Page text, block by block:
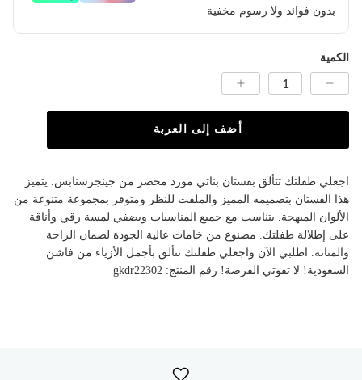
بدون فوائد ولا رسوم مخفية
الكمية
أضف إلى العربة
اجعلي طفلتك تتألق بفستان بناتي مورد مخصر من جينجرسنابس. يتميز
هذا الفستان بتصميمه المميز والملفت للنظر ومتوفر بمجموعة متنوعة من
الألوان المبهجة. يتناسب مع جميع المناسبات ويضفي لمسة رقي وأناقة
على إطلالة طفلتك. مصنوع من خامات عالية الجودة لضمان الراحة
والمتانة. اطلبي الآن واجعلي طفلتك تتألق بأجمل الأزياء من فاشن
السعودية! لا تفوتي الفرصة! رقم المنتج: gkdr22302